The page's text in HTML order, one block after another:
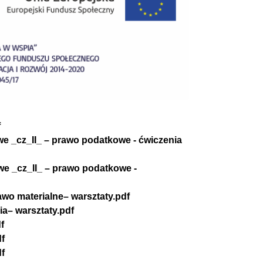
_cz_II_ – prawo podatkowe - ćwiczenia
_cz_II_ – prawo podatkowe -
materialne– warsztaty.pdf
warsztaty.pdf